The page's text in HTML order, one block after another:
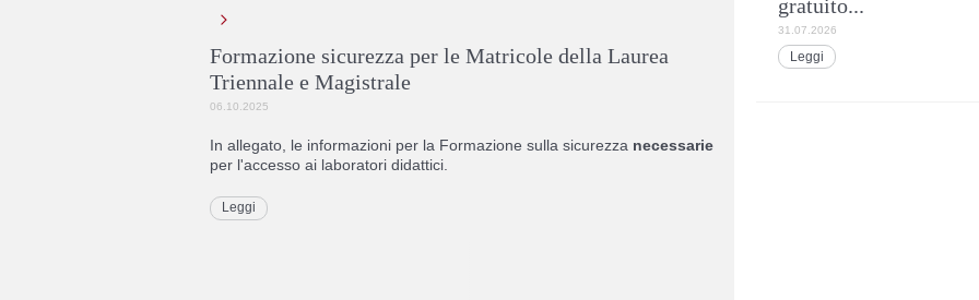
Formazione sicurezza per le Matricole della Laurea
Triennale e Magistrale
06.10.2025
In allegato, le informazioni per la Formazione sulla sicurezza necessarie
per l'accesso ai laboratori didattici.
Leggi
gratuito...
31.07.2026
Leggi